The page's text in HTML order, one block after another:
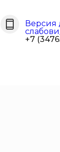
Версия
+7